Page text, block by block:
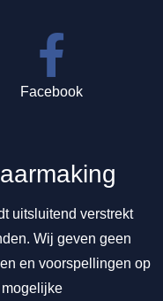
Facebook
uitsluitend verstrekt
Wij geven geen
en voorspellingen op